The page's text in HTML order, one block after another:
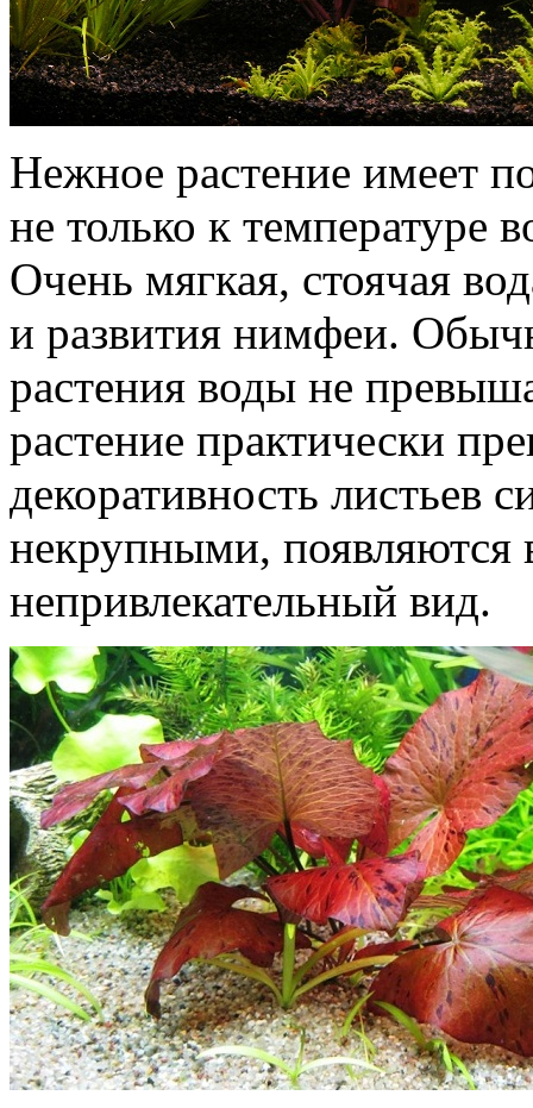
Нежное растение имеет
не только к температуре
Очень мягкая, стоячая
и развития нимфеи.
растения воды не
растение практически
декоративность листьев
некрупными, появляются
непривлекательный вид.